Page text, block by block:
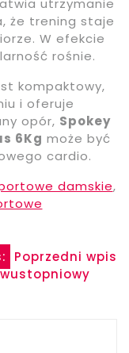
utrzymanie
że trening staje
W efekcie
rośnie.
kompaktowy,
i oferuje
opór, Spokey
6Kg może być
cardio.
damskie,
Poprzedni wpis